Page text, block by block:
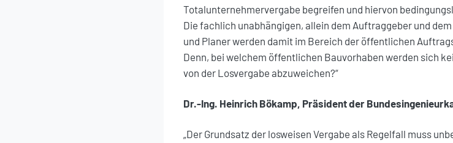
Totalunternehmervergabe begreifen und hiervon
Die fachlich unabhängigen, allein dem Auftraggeber und
und Planer werden damit im Bereich der öffentlichen
Denn, bei welchem öffentlichen Bauvorhaben werden sich
von der Losvergabe abzuweichen?“
Dr.-Ing. Heinrich Bökamp, Präsident der
„Der Grundsatz der losweisen Vergabe als Regelfall muss